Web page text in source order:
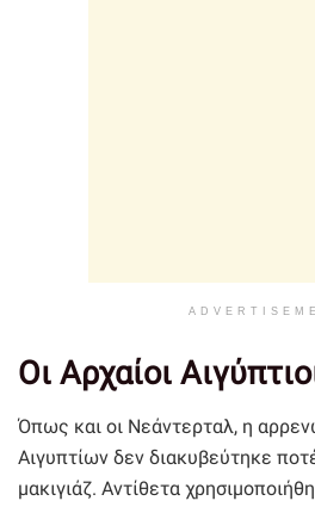
Οι Αρχαίοι
Όπως και οι Νεάντερταλ, η
Αιγυπτίων δεν διακυβεύτηκε
μακιγιάζ. Αντίθετα